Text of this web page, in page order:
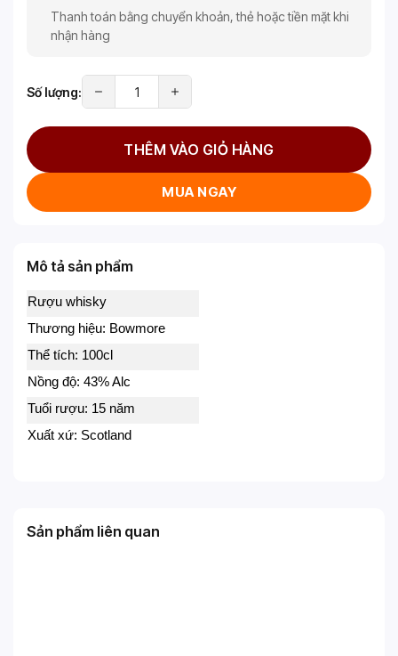
Thanh toán bằng chuyển khoản, thẻ hoặc tiền mặt khi
nhận hàng
Số lượng:
THÊM VÀO GIỎ HÀNG
MUA NGAY
Mô tả sản phẩm
Rượu whisky
Thương hiệu: Bowmore
Thể tích: 100cl
Nồng độ: 43% Alc
Tuổi rượu: 15 năm
Xuất xứ: Scotland
Sản phẩm liên quan